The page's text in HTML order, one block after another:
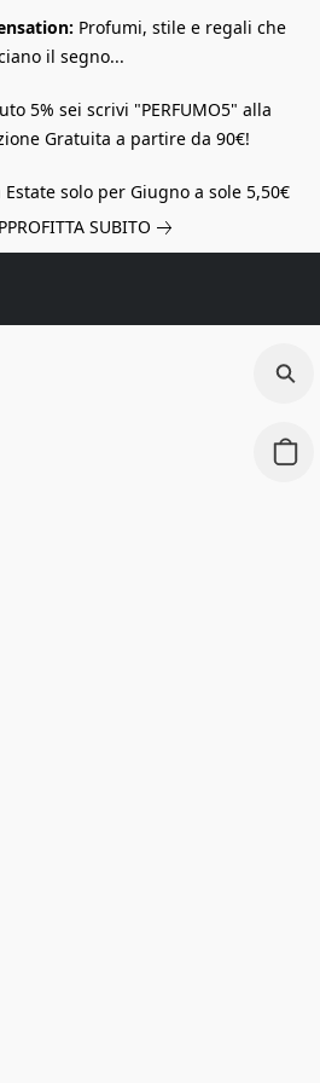
Profumi, stile e regali che
il segno...
5% sei scrivi "PERFUMO5" alla
Gratuita a partire da 90€!
solo per Giugno a sole 5,50€
SUBITO